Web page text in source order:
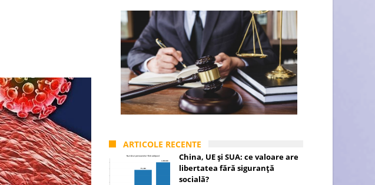
al SUA
structurală a demografiei, fiscalității și poziției României în U.E.
ARTICOLE RECENTE
China, UE și SUA: ce valoare are
libertatea fără siguranță
socială?